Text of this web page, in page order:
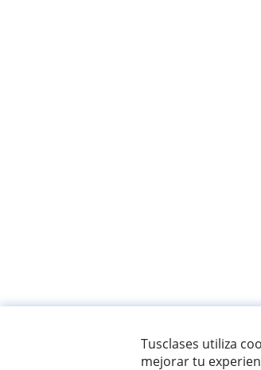
Tusclases utiliza
mejorar tu
© 2007 - 2026 Tusclases.mx